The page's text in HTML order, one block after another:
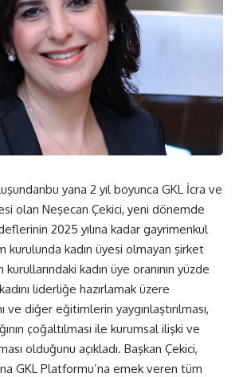
yana 2 yıl boyunca GKL İcra ve
olan Neşecan Çekici, yeni dönemde
2025 yılına kadar gayrimenkul
kurulunda kadın üyesi olmayan şirket
kadın üye oranının yüzde
liderliğe hazırlamak üzere
diğer eğitimlerin yaygınlaştırılması,
çoğaltılması ile kurumsal ilişki ve
olduğunu açıkladı. Başkan Çekici,
GKL Platformu’na emek veren tüm